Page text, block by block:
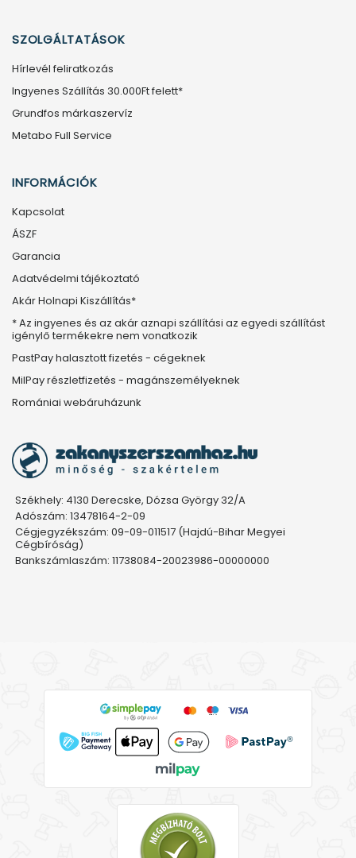
SZOLGÁLTATÁSOK
Hírlevél feliratkozás
Ingyenes Szállítás 30.000Ft felett*
Grundfos márkaszervíz
Metabo Full Service
INFORMÁCIÓK
Kapcsolat
ÁSZF
Garancia
Adatvédelmi tájékoztató
Akár Holnapi Kiszállítás*
* Az ingyenes és az akár aznapi szállítási az egyedi szállítást
igénylő termékekre nem vonatkozik
PastPay halasztott fizetés - cégeknek
MilPay részletfizetés - magánszemélyeknek
Romániai webáruházunk
Székhely: 4130 Derecske, Dózsa György 32/A
Adószám: 13478164-2-09
Cégjegyzékszám: 09-09-011517 (Hajdú-Bihar Megyei
Cégbíróság)
Bankszámlaszám: 11738084-20023986-00000000